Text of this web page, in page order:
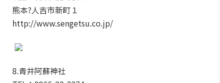
熊本?人吉市新町１
http://www.sengetsu.co.jp/
8.青井阿蘇神社